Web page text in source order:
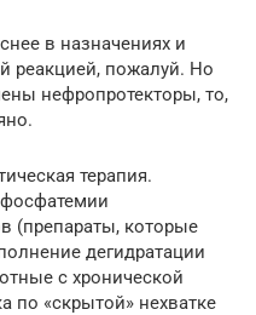
в назначениях и
реакцией, пожалуй. Но
нефропротекторы, то,
терапия.
(препараты, которые
дегидратации
с хронической
по «скрытой» нехватке